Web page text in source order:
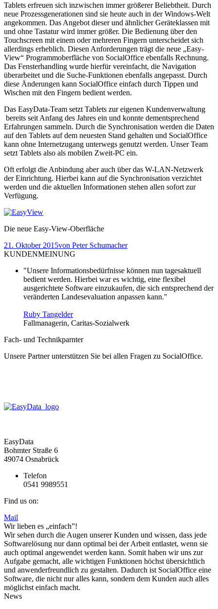
Tablets erfreuen sich inzwischen immer größerer Beliebtheit. Durch
neue Prozessgenerationen sind sie heute auch in der Windows-Welt
angekommen. Das Angebot dieser und ähnlicher Geräteklassen mit
und ohne Tastatur wird immer größer. Die Bedienung über den
Touchscreen mit einem oder mehreren Fingern unterscheidet sich
allerdings erheblich. Diesen Anforderungen trägt die neue „Easy-
View“ Programmoberfläche von SocialOffice ebenfalls Rechnung.
Das Fensterhandling wurde hierfür vereinfacht, die Navigation
überarbeitet und die Suche-Funktionen ebenfalls angepasst. Durch
diese Änderungen kann SocialOffice einfach durch Tippen und
Wischen mit den Fingern bedient werden.
Das EasyData-Team setzt Tablets zur eigenen Kundenverwaltung
bereits seit Anfang des Jahres ein und konnte dementsprechend
Erfahrungen sammeln. Durch die Synchronisation werden die Daten
auf den Tablets auf dem neuesten Stand gehalten und SocialOffice
kann ohne Internetzugang unterwegs genutzt werden. Unser Team
setzt Tablets also als mobilen Zweit-PC ein.
Oft erfolgt die Anbindung aber auch über das W-LAN-Netzwerk
der Einrichtung. Hierbei kann auf die Synchronisation verzichtet
werden und die aktuellen Informationen stehen allen sofort zur
Verfügung.
Die neue Easy-View-Oberfläche
21. Oktober 2015von Peter Schumacher
KUNDENMEINUNG
"Unsere Informationsbedürfnisse können nun tagesaktuell
bedient werden. Hierbei war es wichtig, eine flexibel
ausgerichtete Software einzukaufen, die sich entsprechend der
veränderten Landesevaluation anpassen kann."
Ruby Tangelder
Fallmanagerin, Caritas-Sozialwerk
Fach- und Technikparnter
Unsere Partner unterstützen Sie bei allen Fragen zu SocialOffice.
EasyData
Bohmter Straße 6
49074 Osnabrück
Telefon
0541 9989551
Find us on:
Mail
Wir lieben es „einfach”!
Wir sehen durch die Augen unserer Kunden und wissen, dass jede
Softwarelösung nur dann optimal bei der Arbeit entlastet, wenn sie
auch optimal angewendet werden kann. Somit haben wir uns zur
Aufgabe gemacht, alle wichtigen Funktionen höchst übersichtlich
und anwenderfreundlich zu gestalten. Dadurch ist SocialOffice eine
Software, die nicht nur alles kann, sondern dem Kunden auch alles
möglichst einfach macht.
News